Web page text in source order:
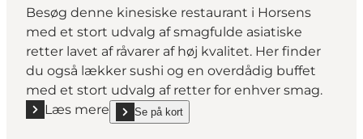
Besøg denne kinesiske restaurant i Horsens
med et stort udvalg af smagfulde asiatiske
retter lavet af råvarer af høj kvalitet. Her finder
du også lækker sushi og en overdådig buffet
med et stort udvalg af retter for enhver smag.
Læs mere
Læs mere "Tian Fu"Se på kort
show Tian Fu on_map